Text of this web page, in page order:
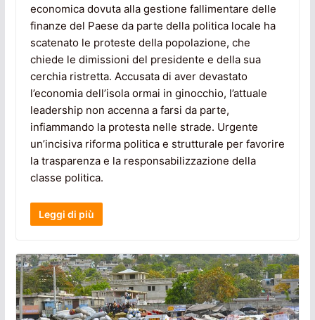
economica dovuta alla gestione fallimentare delle
finanze del Paese da parte della politica locale ha
scatenato le proteste della popolazione, che
chiede le dimissioni del presidente e della sua
cerchia ristretta. Accusata di aver devastato
l’economia dell’isola ormai in ginocchio, l’attuale
leadership non accenna a farsi da parte,
infiammando la protesta nelle strade. Urgente
un’incisiva riforma politica e strutturale per favorire
la trasparenza e la responsabilizzazione della
classe politica.
Leggi di più